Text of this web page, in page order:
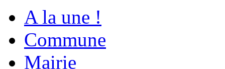
A la une !
Commune
Mairie